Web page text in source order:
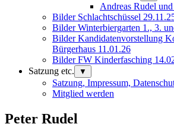
Andreas Rudel
Bilder Schlachtschüssel
Bilder Winterbiergarten 1., 3.
Bilder Kandidatenvorstellung
Bürgerhaus 11.01.26
Bilder FW Kinderfasching
Satzung etc.
▼
Satzung, Impressum,
Mitglied werden
Peter Rudel